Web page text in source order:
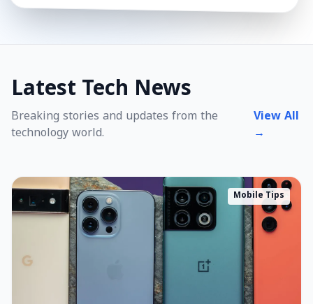
Latest Tech News
Breaking stories and updates from the
technology world.
View All
→
Mobile Tips